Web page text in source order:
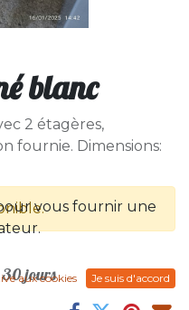
blanc
2 étagères,
fournie. Dimensions:
jours
vous fournir une
aux cookies Je suis d'accord